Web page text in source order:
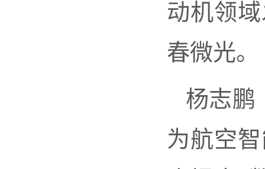
动机领
春微光。
杨志鹏
为航空